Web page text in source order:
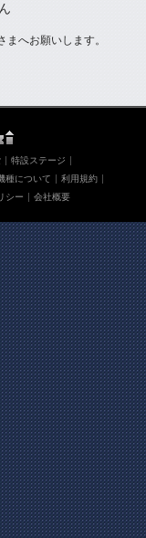
まへお願いします。
特設ステージ
種について
利用規約
シー 会社概要